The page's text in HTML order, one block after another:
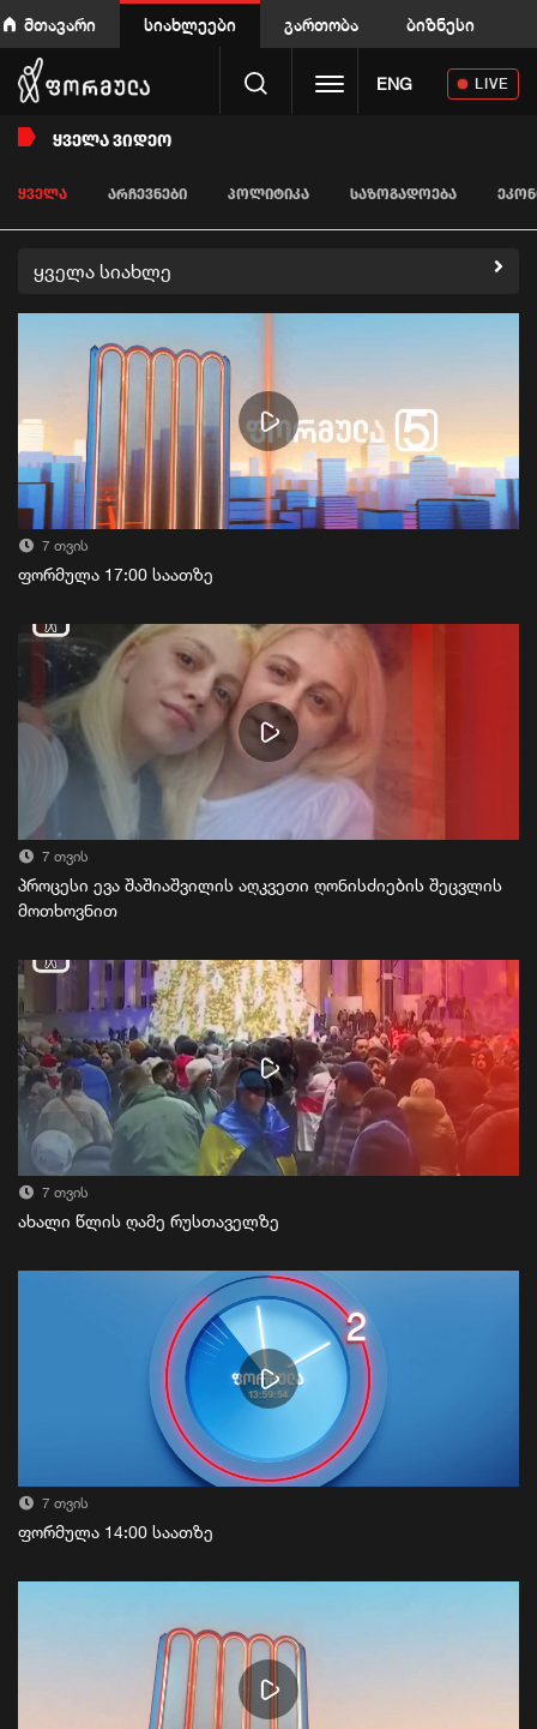
მთავარი სიახლეები გართობა ბიზნესი
Toggle navigation
ENG LIVE
ᲧᲕᲔᲚᲐ ᲕᲘᲓᲔᲝ
ᲧᲕᲔᲚᲐ ᲐᲠᲩᲔᲕᲜᲔᲑᲘ ᲞᲝᲚᲘᲢᲘᲙᲐ ᲡᲐᲖᲝᲒᲐᲓᲝᲔᲑᲐ
ყველა სიახლე
7 თვის
ფორმულა 17:00 საათზე
7 თვის
პროცესი ევა შაშიაშვილის აღკვეთი ღონისძიების შეცვლის
მოთხოვნით
7 თვის
ახალი წლის ღამე რუსთაველზე
7 თვის
ფორმულა 14:00 საათზე